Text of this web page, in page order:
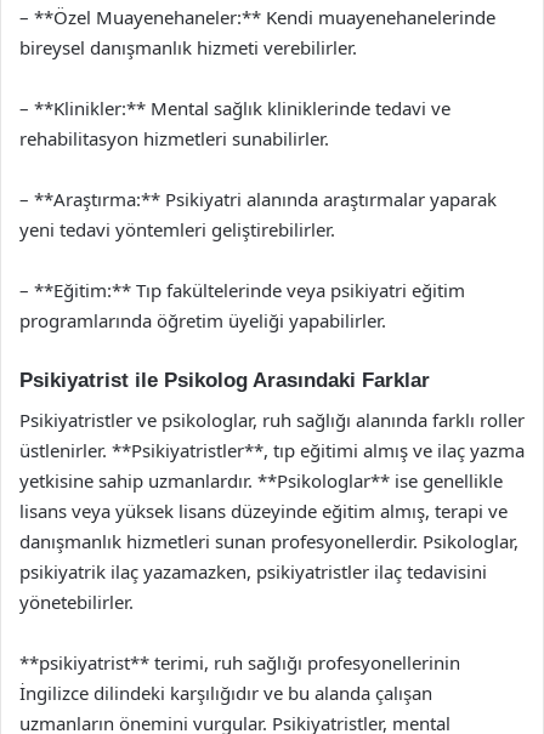
– **Özel Muayenehaneler:** Kendi muayenehanelerinde
bireysel danışmanlık hizmeti verebilirler.
– **Klinikler:** Mental sağlık kliniklerinde tedavi ve
rehabilitasyon hizmetleri sunabilirler.
– **Araştırma:** Psikiyatri alanında araştırmalar yaparak
yeni tedavi yöntemleri geliştirebilirler.
– **Eğitim:** Tıp fakültelerinde veya psikiyatri eğitim
programlarında öğretim üyeliği yapabilirler.
Psikiyatrist ile Psikolog Arasındaki Farklar
Psikiyatristler ve psikologlar, ruh sağlığı alanında farklı roller
üstlenirler. **Psikiyatristler**, tıp eğitimi almış ve ilaç yazma
yetkisine sahip uzmanlardır. **Psikologlar** ise genellikle
lisans veya yüksek lisans düzeyinde eğitim almış, terapi ve
danışmanlık hizmetleri sunan profesyonellerdir. Psikologlar,
psikiyatrik ilaç yazamazken, psikiyatristler ilaç tedavisini
yönetebilirler.
**psikiyatrist** terimi, ruh sağlığı profesyonellerinin
İngilizce dilindeki karşılığıdır ve bu alanda çalışan
uzmanların önemini vurgular. Psikiyatristler, mental